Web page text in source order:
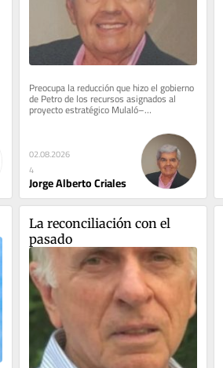
Preocupa la reducción que hizo el gobierno
de Petro de los recursos asignados al
proyecto estratégico Mulaló–
Loboguerrero. Se trata de la...
02.08.2026
4
Jorge Alberto Criales
La reconciliación con el
pasado